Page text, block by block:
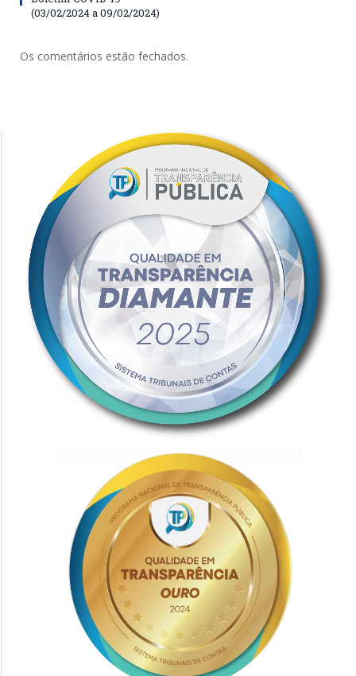
(03/02/2024 a 09/02/2024)
Os comentários estão fechados.